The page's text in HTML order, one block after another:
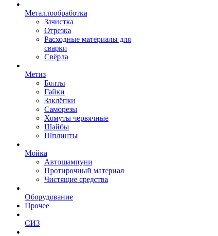
Металлообработка
Зачистка
Отрезка
Расходные материалы для
сварки
Свёрла
Метиз
Болты
Гайки
Заклёпки
Саморезы
Хомуты червячные
Шайбы
Шплинты
Мойка
Автошампуни
Протирочный материал
Чистящие средства
Оборудование
Прочее
СИЗ